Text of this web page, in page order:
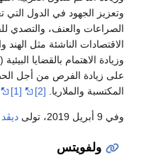
وتعزيز الجهود في الدول التي
الصراعات والعنف، والتصدي
الاقتصادات الناشئة مثل الهند
وزيادة الاهتمام بالقضايا
على زيادة الفرص من أجل
المكتسبة والملاريا.
[1] [2]
وفي 9 أبريل 2019، تولى
ولفويتس